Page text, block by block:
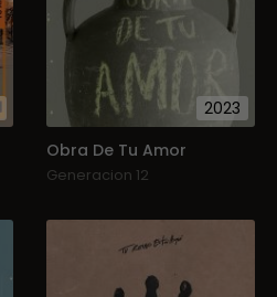
2023
Obra De Tu Amor
Generacion 12